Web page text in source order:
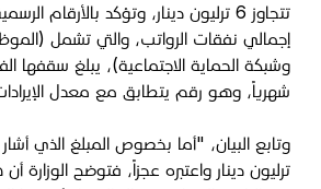
تتجاوز 6 ترليون دينار، وتؤكد بالأرقام
إجمالي نفقات الرواتب، والتي تشمل
شهرياً، وهو رقم يتطابق مع معدل
ترليون دينار واعتبره عجزاً، فتوضح الوزارة